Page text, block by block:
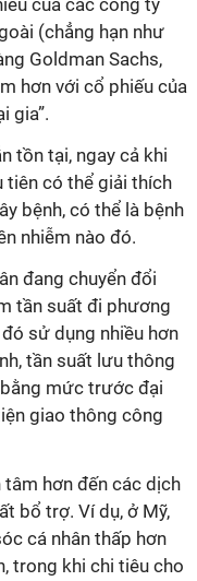
của các công ty
(chẳng hạn như
Goldman Sachs,
hơn với cổ phiếu của
gia”.
tồn tại, ngay cả khi
tiên có thể giải thích
bệnh, có thể là bệnh
nhiễm nào đó.
đang chuyển đổi
tần suất đi phương
sử dụng nhiều hơn
tần suất lưu thông
mức trước đại
giao thông công
hơn đến các dịch
bổ trợ. Ví dụ, ở Mỹ,
cá nhân thấp hơn
trong khi chi tiêu cho